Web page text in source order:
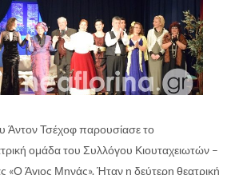
Άντον Τσέχοφ παρουσίασε το
ομάδα του Συλλόγου Κιουταχειωτών –
«Ο Άγιος Μηνάς». Ήταν η δεύτερη θεατρική